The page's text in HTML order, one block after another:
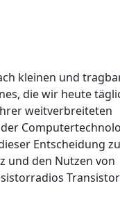
kleinen und
die wir heute
weitverbreiteten
Entscheidung zu
und den Nutzen von